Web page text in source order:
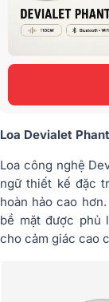
Loa Devialet
Loa công nghệ
ngữ thiết kế đặc
hoàn hảo cao
bề mặt được phủ
cho cảm giác cao